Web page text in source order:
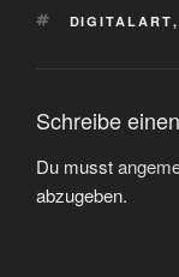
DIGITALART,
Schreibe
Du musst
abzugeben.